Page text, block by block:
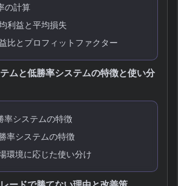
の計算
利益と平均損失
比とプロフィットファクター
ムと低勝率システムの特徴と使い分
率システムの特徴
率システムの特徴
環境に応じた使い分け